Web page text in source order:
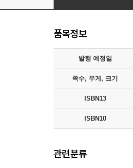
품목정보
발행 예정일
쪽수, 무게, 크기
ISBN13
ISBN10
관련분류